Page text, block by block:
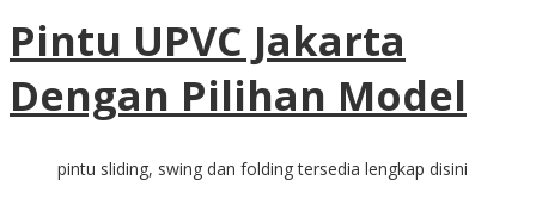
Pintu UPVC Jakarta
Dengan Pilihan Model
pintu sliding, swing dan folding tersedia lengkap disini